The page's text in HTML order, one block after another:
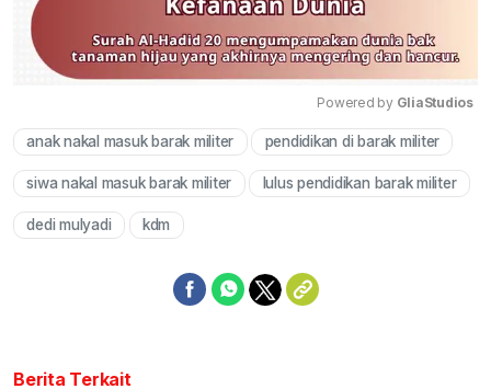
Mute
Powered by GliaStudios
anak nakal masuk barak militer pendidikan di barak militer
siwa nakal masuk barak militer lulus pendidikan barak militer
dedi mulyadi kdm
Berita Terkait